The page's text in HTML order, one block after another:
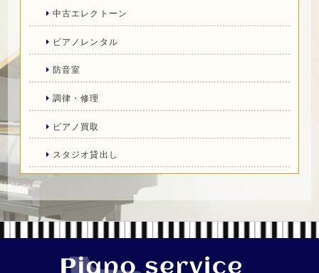
中古エレクトーン
ピアノレンタル
防音室
調律・修理
ピアノ買取
スタジオ貸出し